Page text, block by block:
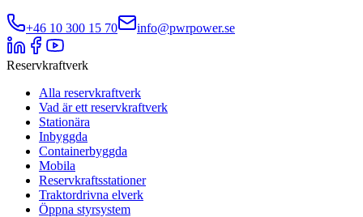
+46 10 300 15 70 info@pwrpower.se
Reservkraftverk
Alla reservkraftverk
Vad är ett reservkraftverk
Stationära
Inbyggda
Containerbyggda
Mobila
Reservkraftsstationer
Traktordrivna elverk
Öppna styrsystem